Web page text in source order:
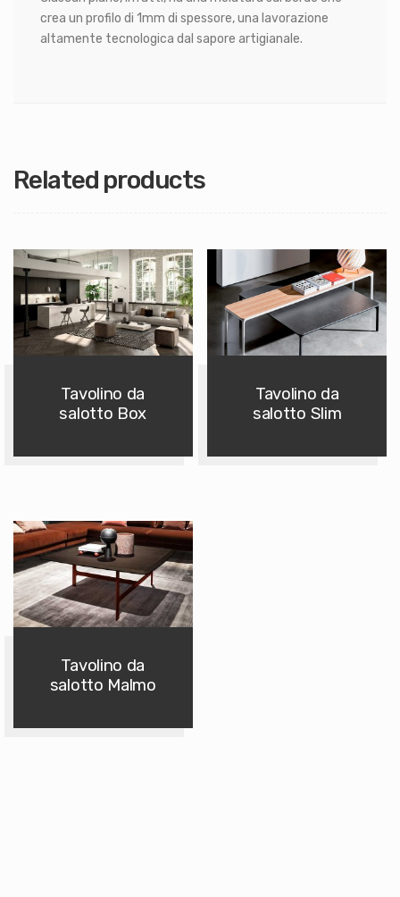
crea un profilo di 1mm di spessore, una lavorazione
altamente tecnologica dal sapore artigianale.
Related products
Tavolino da
salotto Box
Tavolino da
salotto Slim
Tavolino da
salotto Malmo